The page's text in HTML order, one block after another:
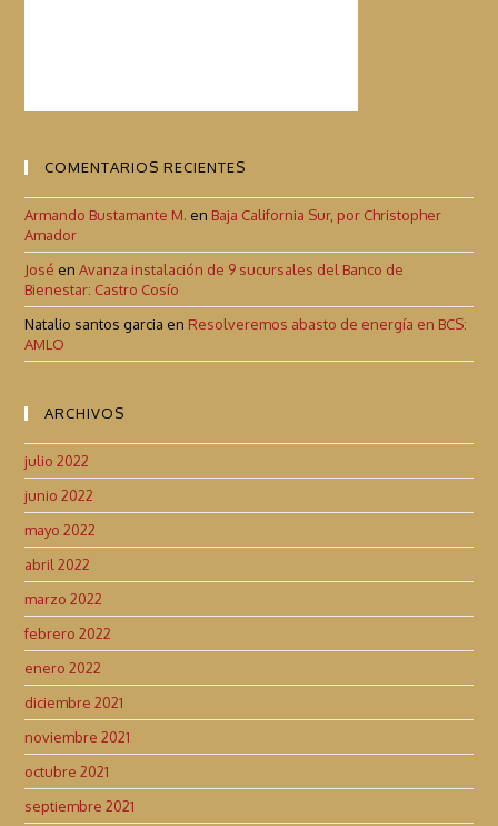
COMENTARIOS RECIENTES
Armando Bustamante M. en Baja California Sur, por Christopher
Amador
José enAvanza instalación de 9 sucursales del Banco de
Bienestar: Castro Cosío
Natalio santos garcia en Resolveremos abasto de energía en BCS:
AMLO
ARCHIVOS
julio 2022
junio 2022
mayo 2022
abril 2022
marzo 2022
febrero 2022
enero 2022
diciembre 2021
noviembre 2021
octubre 2021
septiembre 2021